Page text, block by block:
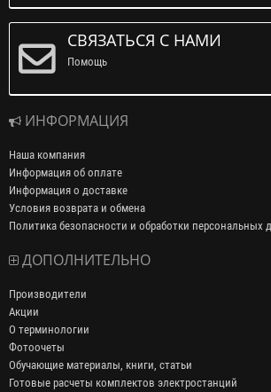
СВЯЗАТЬСЯ С НАМИ
Помощь
ИНФОРМАЦИЯ
Наша компания
Информация об оплате
Информация о доставке
Условия возврата и обмена
Политика безопасности и обработки персональных
ДОПОЛНИТЕЛЬНО
Производители
Акции
О терминологии
Фотоочеты
Обучающие материалы, книги, статьи
Готовые расчеты комплектов электростанций